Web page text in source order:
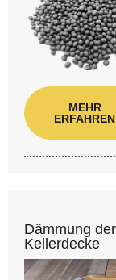
MEHR
ERFAHREN
Dämmung der
Kellerdecke